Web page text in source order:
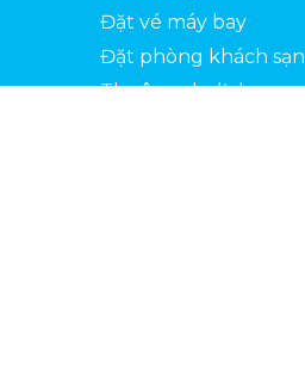
Đặt vé máy bay
Đặt phòng khách sạn
Thuê xe du lịch